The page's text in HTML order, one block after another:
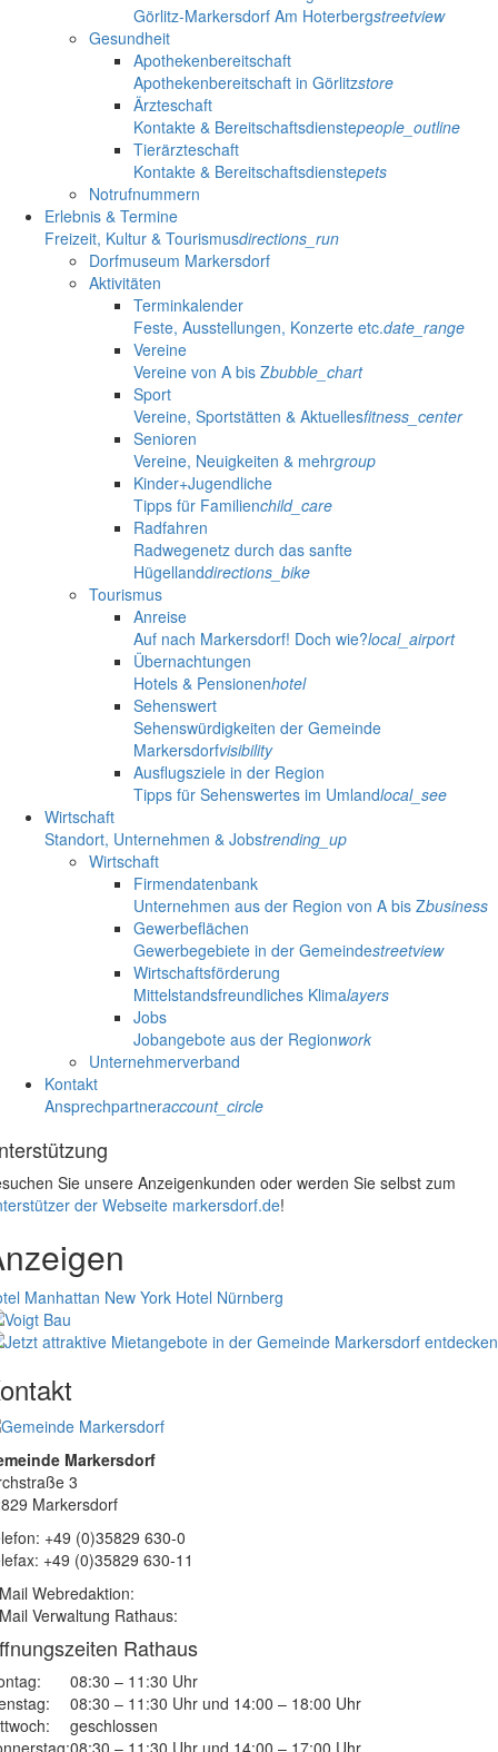
Görlitz-Markersdorf Am Hoterbergstreetview
Gesundheit
Apothekenbereitschaft
Apothekenbereitschaft in Görlitzstore
Ärzteschaft
Kontakte & Bereitschaftsdienstepeople_outline
Tierärzteschaft
Kontakte & Bereitschaftsdienstepets
Notrufnummern
Erlebnis & Termine
Freizeit, Kultur & Tourismusdirections_run
Dorfmuseum Markersdorf
Aktivitäten
Terminkalender
Feste, Ausstellungen, Konzerte etc.date_range
Vereine
Vereine von A bis Zbubble_chart
Sport
Vereine, Sportstätten & Aktuellesfitness_center
Senioren
Vereine, Neuigkeiten & mehrgroup
Kinder+Jugendliche
Tipps für Familienchild_care
Radfahren
Radwegenetz durch das sanfte
Hügellanddirections_bike
Tourismus
Anreise
Auf nach Markersdorf! Doch wie?local_airport
Übernachtungen
Hotels & Pensionenhotel
Sehenswert
Sehenswürdigkeiten der Gemeinde
Markersdorfvisibility
Ausflugsziele in der Region
Tipps für Sehenswertes im Umlandlocal_see
Wirtschaft
Standort, Unternehmen & Jobstrending_up
Wirtschaft
Firmendatenbank
Unternehmen aus der Region von A bis Zbusiness
Gewerbeflächen
Gewerbegebiete in der Gemeindestreetview
Wirtschaftsförderung
Mittelstandsfreundliches Klimalayers
Jobs
Jobangebote aus der Regionwork
Unternehmerverband
Kontakt
Ansprechpartneraccount_circle
Sie unsere Anzeigenkunden oder werden Sie selbst zum
der Webseite markersdorf.de!
Manhattan New York Hotel Nürnberg
Markersdorf
3
Markersdorf
+49 (0)35829 630-0
+49 (0)35829 630-11
Webredaktion:
Verwaltung Rathaus:
Rathaus
08:30 – 11:30 Uhr
08:30 – 11:30 Uhr und 14:00 – 18:00 Uhr
geschlossen
08:30 – 11:30 Uhr und 14:00 – 17:00 Uhr